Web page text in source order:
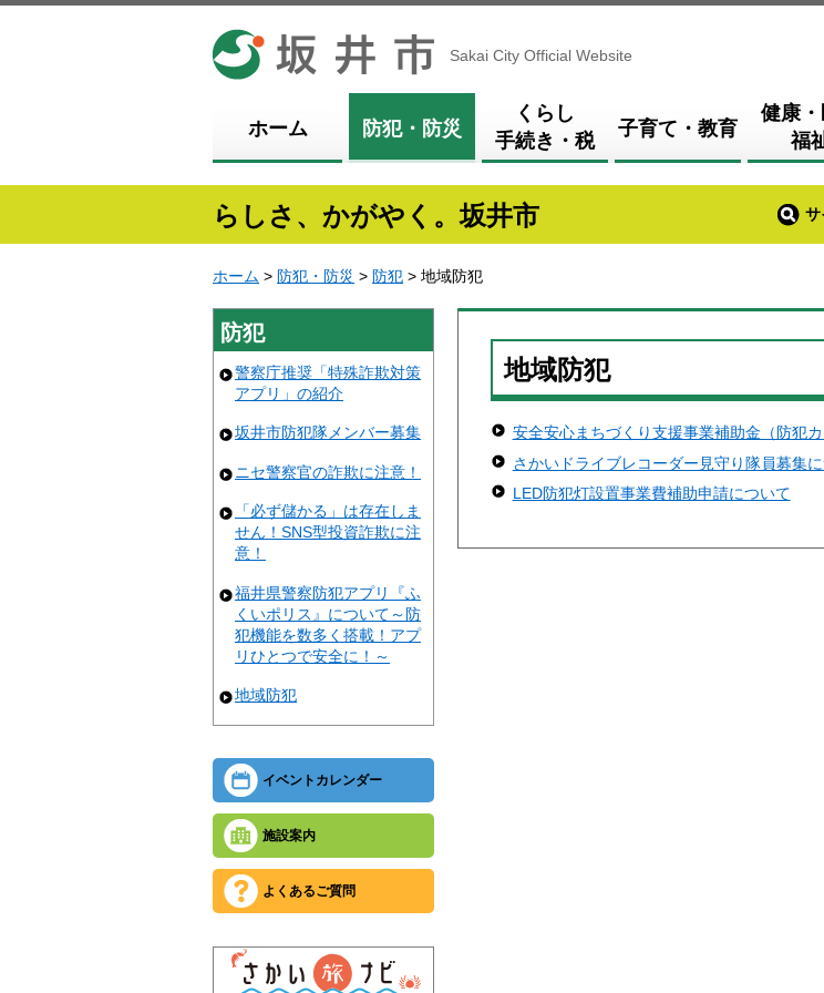
坂井市
Sakai City Official Website
ホーム 防犯・防災
くらし
手続き・税
子育て・教育
健康
福
らしさ、かがやく。坂井市 サ
ホーム > 防犯・防災 > 防犯 > 地域防犯
防犯
警察庁推奨「特殊詐欺対策
アプリ」の紹介
坂井市防犯隊メンバー募集
ニセ警察官の詐欺に注意！
「必ず儲かる」は存在しま
せん！SNS型投資詐欺に注
意！
福井県警察防犯アプリ『ふ
くいポリス』について～防
犯機能を数多く搭載！アプ
リひとつで安全に！～
地域防犯
イベントカレンダー
施設案内
よくあるご質問
地域防犯
安全安心まちづくり支援事業補助金（防犯
さかいドライブレコーダー見守り隊員募集
LED防犯灯設置事業費補助申請について